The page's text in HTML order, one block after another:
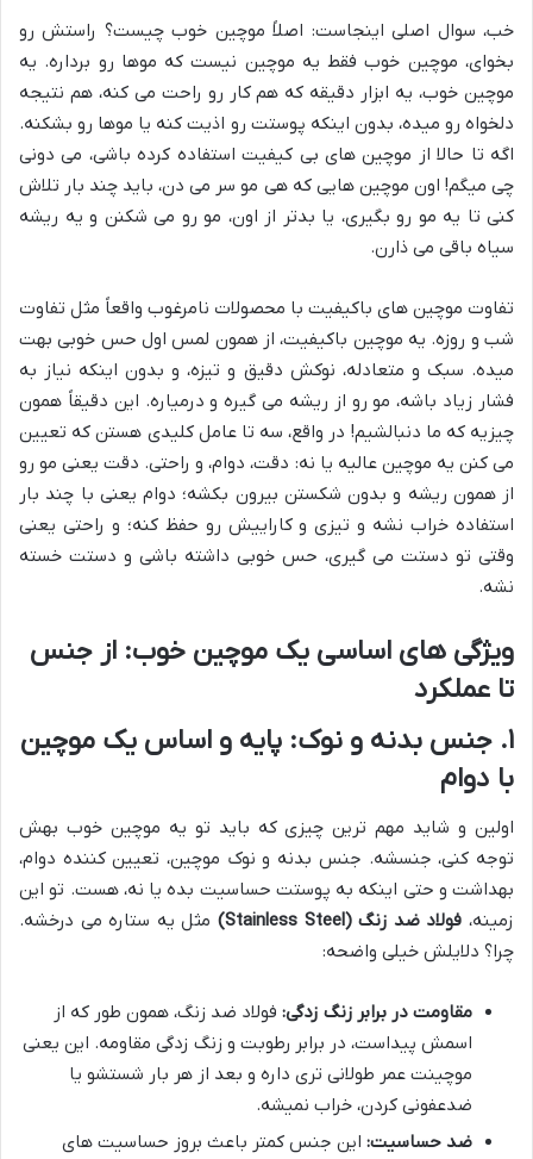
خب، سوال اصلی اینجاست: اصلاً موچین خوب چیست؟ راستش رو
بخوای، موچین خوب فقط یه موچین نیست که موها رو برداره. یه
موچین خوب، یه ابزار دقیقه که هم کار رو راحت می کنه، هم نتیجه
دلخواه رو میده، بدون اینکه پوستت رو اذیت کنه یا موها رو بشکنه.
اگه تا حالا از موچین های بی کیفیت استفاده کرده باشی، می دونی
چی میگم! اون موچین هایی که هی مو سر می دن، باید چند بار تلاش
کنی تا یه مو رو بگیری، یا بدتر از اون، مو رو می شکنن و یه ریشه
سیاه باقی می ذارن.
تفاوت موچین های باکیفیت با محصولات نامرغوب واقعاً مثل تفاوت
شب و روزه. یه موچین باکیفیت، از همون لمس اول حس خوبی بهت
میده. سبک و متعادله، نوکش دقیق و تیزه، و بدون اینکه نیاز به
فشار زیاد باشه، مو رو از ریشه می گیره و درمیاره. این دقیقاً همون
چیزیه که ما دنبالشیم! در واقع، سه تا عامل کلیدی هستن که تعیین
می کنن یه موچین عالیه یا نه: دقت، دوام، و راحتی. دقت یعنی مو رو
از همون ریشه و بدون شکستن بیرون بکشه؛ دوام یعنی با چند بار
استفاده خراب نشه و تیزی و کاراییش رو حفظ کنه؛ و راحتی یعنی
وقتی تو دستت می گیری، حس خوبی داشته باشی و دستت خسته
نشه.
ویژگی های اساسی یک موچین خوب: از جنس
تا عملکرد
۱. جنس بدنه و نوک: پایه و اساس یک موچین
با دوام
اولین و شاید مهم ترین چیزی که باید تو یه موچین خوب بهش
توجه کنی، جنسشه. جنس بدنه و نوک موچین، تعیین کننده دوام،
بهداشت و حتی اینکه به پوستت حساسیت بده یا نه، هست. تو این
زمینه، فولاد ضد زنگ (Stainless Steel)
مثل یه ستاره می درخشه.
چرا؟ دلایلش خیلی واضحه:
مقاومت در برابر زنگ زدگی: فولاد ضد زنگ، همون طور که از
اسمش پیداست، در برابر رطوبت و زنگ زدگی مقاومه. این یعنی
موچینت عمر طولانی تری داره و بعد از هر بار شستشو یا
ضدعفونی کردن، خراب نمیشه.
ضد حساسیت: این جنس کمتر باعث بروز حساسیت های